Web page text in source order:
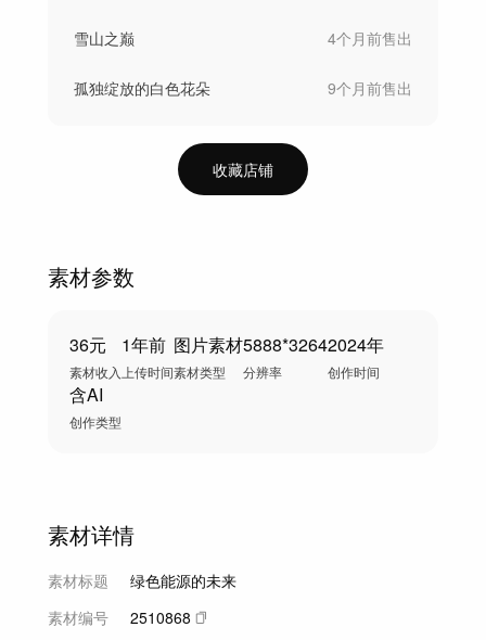
雪山之巅 4个月前售出
孤独绽放的白色花朵 9个月前售出
收藏店铺
素材参数
36元
素材收入
1年前
上传时间
图片素材
素材类型
5888*3264
分辨率
2024年
创作时间
含AI
创作类型
素材详情
素材标题
绿色能源的未来
素材编号
2510868